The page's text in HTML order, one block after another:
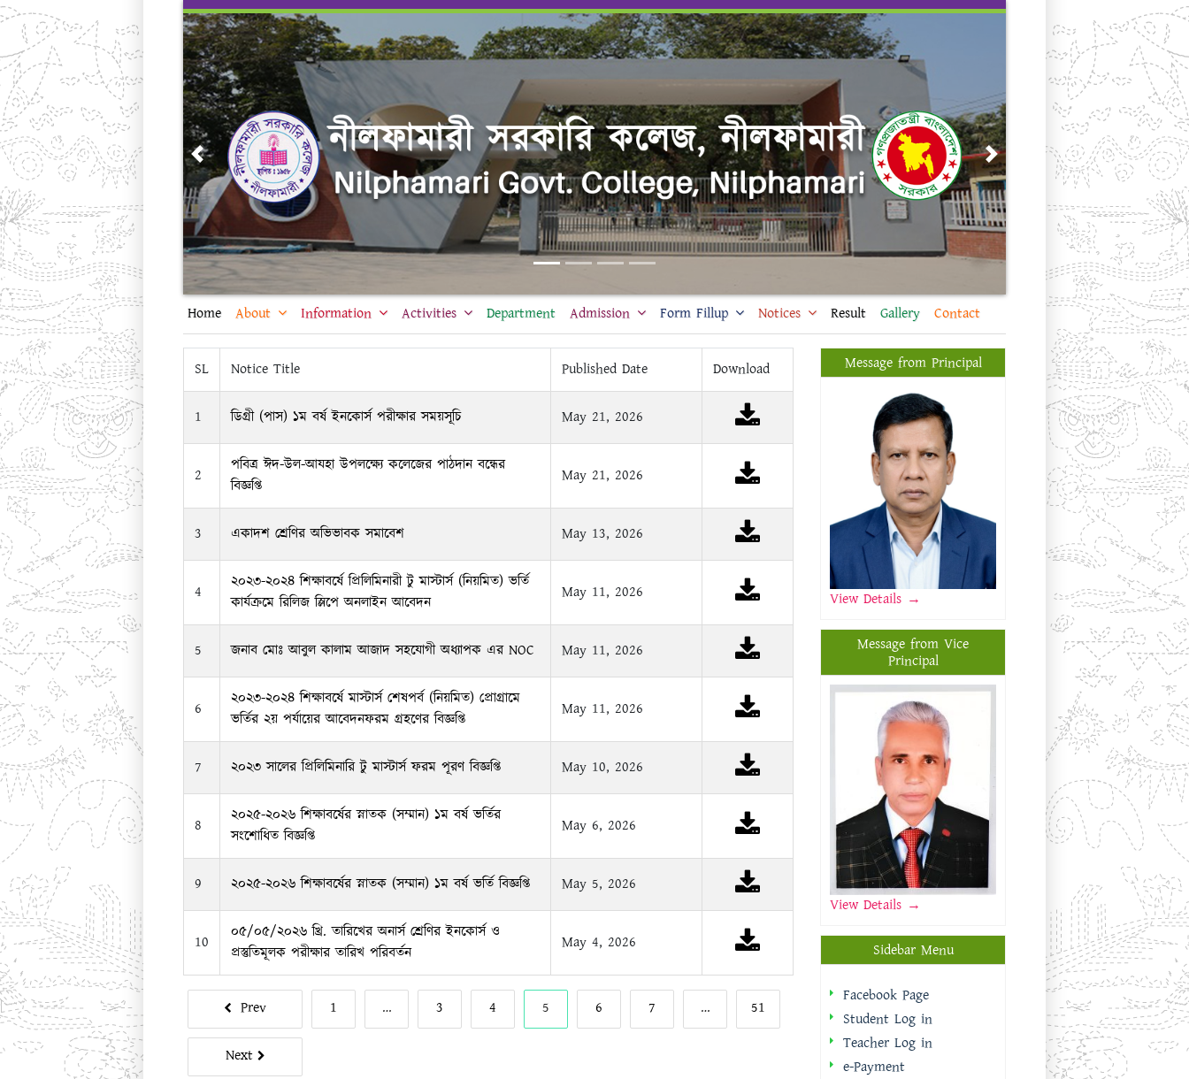
Skip
content
Previous Next
Home About Information Activities Department Admission Form Fillup Notices Result Gallery Contact
SL Notice Title Published Date Download
1 ডিগ্রী (পাস) ১ম বর্ষ ইনকোর্স পরীক্ষার সময়সূচি May 21, 2026
2
পবিত্র ঈদ-উল-আযহা উপলক্ষ্যে কলেজের পাঠদান বন্ধের
বিজ্ঞপ্তি
May 21, 2026
3 একাদশ শ্রেণির অভিভাবক সমাবেশ May 13, 2026
4
২০২৩-২০২৪ শিক্ষাবর্ষে প্রিলিমিনারী টু মাস্টার্স (নিয়মিত) ভর্তি
কার্যক্রমে রিলিজ স্লিপে অনলাইন আবেদন
May 11, 2026
5 জনাব মোঃ আবুল কালাম আজাদ সহযোগী অধ্যাপক এর NOC May 11, 2026
6
২০২৩-২০২৪ শিক্ষাবর্ষে মাস্টার্স শেষপর্ব (নিয়মিত) প্রোগ্রামে
ভর্তির ২য় পর্যায়ের আবেদনফরম গ্রহণের বিজ্ঞপ্তি
May 11, 2026
7 ২০২৩ সালের প্রিলিমিনারি টু মাস্টার্স ফরম পূরণ বিজ্ঞপ্তি May 10, 2026
8
২০২৫-২০২৬ শিক্ষাবর্ষের স্নাতক (সম্মান) ১ম বর্ষ ভর্তির
সংশোধিত বিজ্ঞপ্তি
May 6, 2026
9 ২০২৫-২০২৬ শিক্ষাবর্ষের স্নাতক (সম্মান) ১ম বর্ষ ভর্তি বিজ্ঞপ্তি May 5, 2026
10
০৫/০৫/২০২৬ খ্রি. তারিখের অনার্স শ্রেণির ইনকোর্স ও
প্রস্তুতিমূলক পরীক্ষার তারিখ পরিবর্তন
May 4, 2026
Prev 1 … 3 4 5 6 7 … 51
Next
Message from Principal
View Details →
Message from Vice
Principal
View Details →
Sidebar Menu
Facebook Page
Student Log in
Teacher Log in
e-Payment